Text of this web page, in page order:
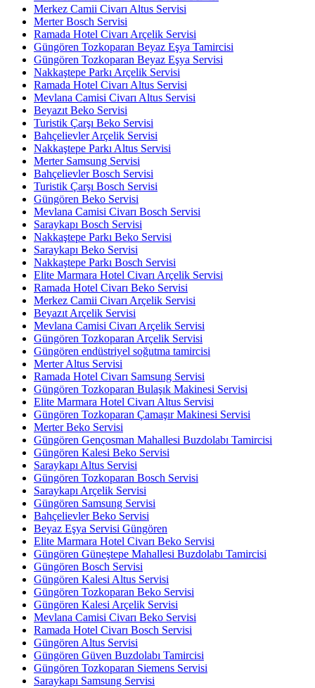
Merkez Camii Civarı Altus Servisi
Merter Bosch Servisi
Ramada Hotel Civarı Arçelik Servisi
Güngören Tozkoparan Beyaz Eşya Tamircisi
Güngören Tozkoparan Beyaz Eşya Servisi
Nakkaştepe Parkı Arçelik Servisi
Ramada Hotel Civarı Altus Servisi
Mevlana Camisi Civarı Altus Servisi
Beyazıt Beko Servisi
Turistik Çarşı Beko Servisi
Bahçelievler Arçelik Servisi
Nakkaştepe Parkı Altus Servisi
Merter Samsung Servisi
Bahçelievler Bosch Servisi
Turistik Çarşı Bosch Servisi
Güngören Beko Servisi
Mevlana Camisi Civarı Bosch Servisi
Saraykapı Bosch Servisi
Nakkaştepe Parkı Beko Servisi
Saraykapı Beko Servisi
Nakkaştepe Parkı Bosch Servisi
Elite Marmara Hotel Civarı Arçelik Servisi
Ramada Hotel Civarı Beko Servisi
Merkez Camii Civarı Arçelik Servisi
Beyazıt Arçelik Servisi
Mevlana Camisi Civarı Arçelik Servisi
Güngören Tozkoparan Arçelik Servisi
Güngören endüstriyel soğutma tamircisi
Merter Altus Servisi
Ramada Hotel Civarı Samsung Servisi
Güngören Tozkoparan Bulaşık Makinesi Servisi
Elite Marmara Hotel Civarı Altus Servisi
Güngören Tozkoparan Çamaşır Makinesi Servisi
Merter Beko Servisi
Güngören Gençosman Mahallesi Buzdolabı Tamircisi
Güngören Kalesi Beko Servisi
Saraykapı Altus Servisi
Güngören Tozkoparan Bosch Servisi
Saraykapı Arçelik Servisi
Güngören Samsung Servisi
Bahçelievler Beko Servisi
Beyaz Eşya Servisi Güngören
Elite Marmara Hotel Civarı Beko Servisi
Güngören Güneştepe Mahallesi Buzdolabı Tamircisi
Güngören Bosch Servisi
Güngören Kalesi Altus Servisi
Güngören Tozkoparan Beko Servisi
Güngören Kalesi Arçelik Servisi
Mevlana Camisi Civarı Beko Servisi
Ramada Hotel Civarı Bosch Servisi
Güngören Altus Servisi
Güngören Güven Buzdolabı Tamircisi
Güngören Tozkoparan Siemens Servisi
Saraykapı Samsung Servisi